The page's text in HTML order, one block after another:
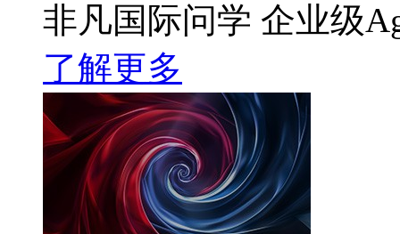
非凡国际问学 企业级
了解更多